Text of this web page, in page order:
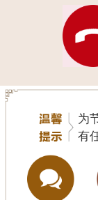
为
有